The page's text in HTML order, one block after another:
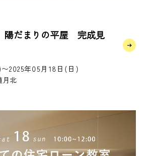
陽だまりの平屋 完成見
2025年05月18日(日)
月北